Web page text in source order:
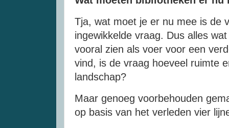
Tja, wat moet je er nu mee is de
ingewikkelde vraag. Dus alles
vooral zien als voer voor een
vind, is de vraag hoeveel ruimte
landschap?
Maar genoeg voorbehouden
op basis van het verleden vier